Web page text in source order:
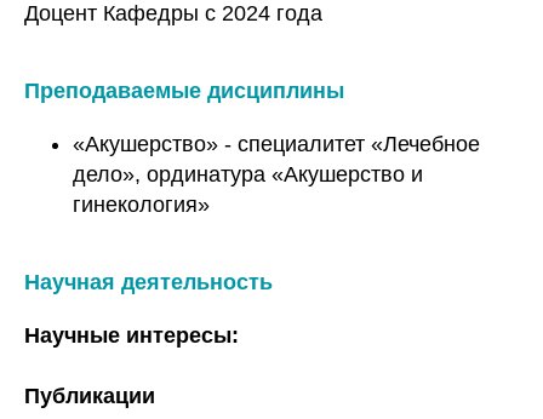
Доцент Кафедры с 2024 года
Преподаваемые дисциплины
«Акушерство» - специалитет «Лечебное
дело», ординатура «Акушерство и
гинекология»
Научная деятельность
Научные интересы:
Публикации